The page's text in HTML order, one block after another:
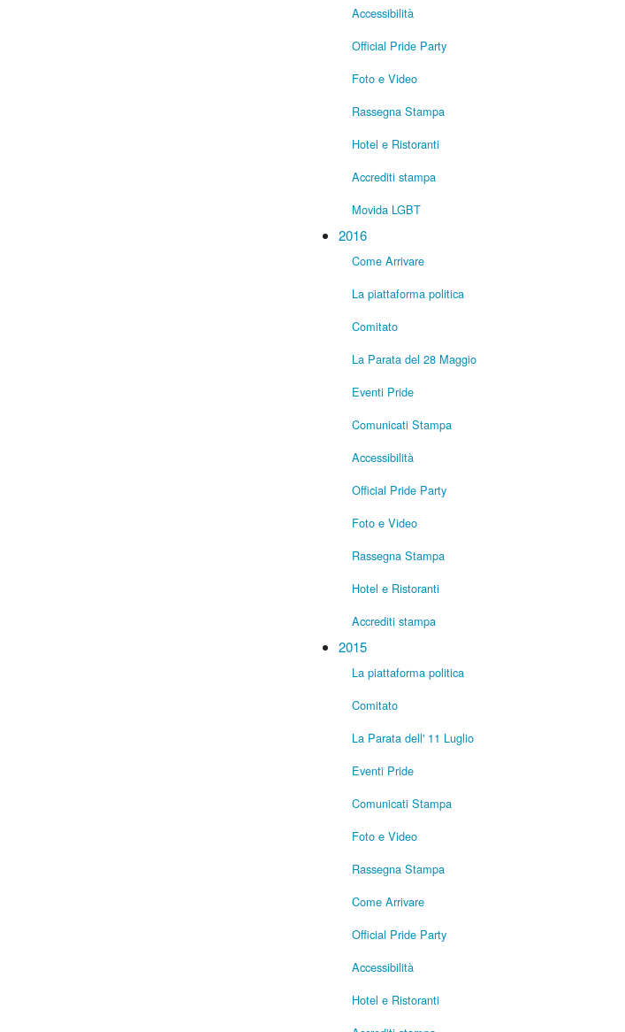
Accessibilità
Official Pride Party
Foto e Video
Rassegna Stampa
Hotel e Ristoranti
Accrediti stampa
Movida LGBT
2016
Come Arrivare
La piattaforma politica
Comitato
La Parata del 28 Maggio
Eventi Pride
Comunicati Stampa
Accessibilità
Official Pride Party
Foto e Video
Rassegna Stampa
Hotel e Ristoranti
Accrediti stampa
2015
La piattaforma politica
Comitato
La Parata dell' 11 Luglio
Eventi Pride
Comunicati Stampa
Foto e Video
Rassegna Stampa
Come Arrivare
Official Pride Party
Accessibilità
Hotel e Ristoranti